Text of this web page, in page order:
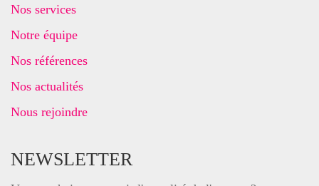
Nos services
Notre équipe
Nos références
Nos actualités
Nous rejoindre
NEWSLETTER